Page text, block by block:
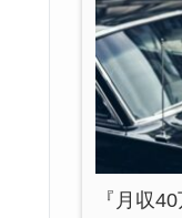
『月収